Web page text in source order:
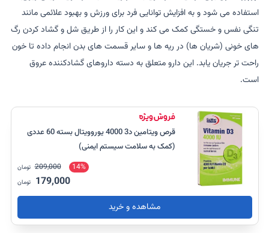
استفاده می شود و به افزایش توانایی فرد برای ورزش و بهبود علائمی مانند
تنگی نفس و خستگی کمک می کند و این کار را از طریق شل و گشاد کردن رگ
های خونی (شریان ها) در ریه ها و سایر قسمت های بدن انجام داده تا خون
راحت تر جریان یابد. این دارو متعلق به دسته داروهای گشادکننده عروق
است.
قرص ویتامین د3 4000 یوروویتال بسته 60 عددی
(کمک به سلامت سیستم ایمنی)
14%
209,000 تومان
179,000 تومان
مشاهده و خرید